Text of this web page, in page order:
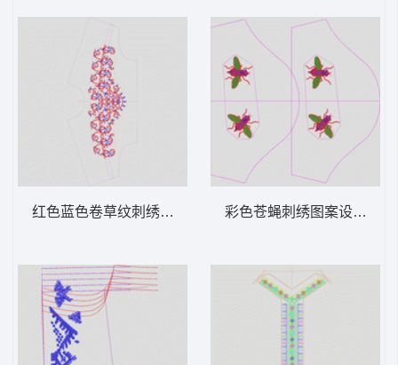
红色蓝色卷草纹刺绣图案 抽象条曲线彩色苍蝇刺绣图案设计图